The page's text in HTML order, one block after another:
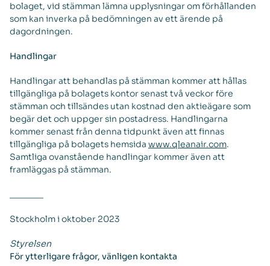
bolaget, vid stämman lämna upplysningar om förhållanden
som kan inverka på bedömningen av ett ärende på
dagordningen.
Handlingar
Handlingar att behandlas på stämman kommer att hållas
tillgängliga på bolagets kontor senast två veckor före
stämman och tillsändes utan kostnad den aktieägare som
begär det och uppger sin postadress. Handlingarna
kommer senast från denna tidpunkt även att finnas
tillgängliga på bolagets hemsida www.qleanair.com.
Samtliga ovanstående handlingar kommer även att
framläggas på stämman.
Stockholm i oktober 2023
Styrelsen
För ytterligare frågor, vänligen kontakta